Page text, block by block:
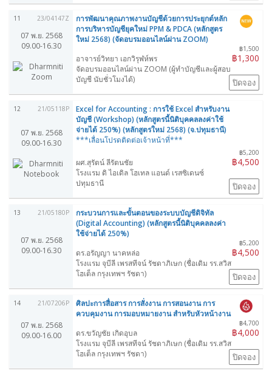
11 23/04147Z
07 พ.ย. 2568
09.00-16.30
การพัฒนาคุณภาพงานบัญชีด้วยการประยุกต์หลัก
การบริหารบัญชียุคใหม่ PPM & PDCA (หลักสูตร
ใหม่ 2568) (จัดอบรมออนไลน์ผ่าน ZOOM)
฿1,500
฿1,300
อาจารย์วิทยา เอกวิรุฬห์พร
จัดอบรมออนไลน์ผ่าน ZOOM (ผู้ทำบัญชีและผู้สอบ
บัญชี นับชั่วโมงได้)
ปิดจอง
12 21/05118P
07 พ.ย. 2568
09.00-16.30
Excel for Accounting : การใช้ Excel สำหรับงาน
บัญชี (Workshop) (หลักสูตรนี้นิติบุคคลลงค่าใช้
จ่ายได้ 250%) (หลักสูตรใหม่ 2568) (จ.ปทุมธานี)
***เลื่อนโปรดติดต่อเจ้าหน้าที่***
฿5,200
฿4,500
ผศ.สุรัตน์ ลีรัตนชัย
โรงแรม ดิ ไอเดิล โฮเทล แอนด์ เรสซิเดนซ์
ปทุมธานี
ปิดจอง
13 21/05180P
07 พ.ย. 2568
09.00-16.30
กระบวนการและขั้นตอนของระบบบัญชีดิจิทัล
(Digital Accounting) (หลักสูตรนี้นิติบุคคลลงค่า
ใช้จ่ายได้ 250%)
฿5,200
฿4,500
ดร.อรัญญา นาคหล่อ
โรงแรม จุบีลี เพรสทีจน์ รัชดาภิเษก (ชื่อเดิม รร.สวิส
โฮเต็ล กรุงเทพฯ รัชดา)
ปิดจอง
14 21/07206P
07 พ.ย. 2568
09.00-16.00
ศิลปะการสื่อสาร การสั่งงาน การสอนงาน การ
ควบคุมงาน การมอบหมายงาน สำหรับหัวหน้างาน
฿4,700
฿4,000
ดร.ขวัญชัย เกิดอุบล
โรงแรม จุบีลี เพรสทีจน์ รัชดาภิเษก (ชื่อเดิม รร.สวิส
โฮเต็ล กรุงเทพฯ รัชดา)
ปิดจอง